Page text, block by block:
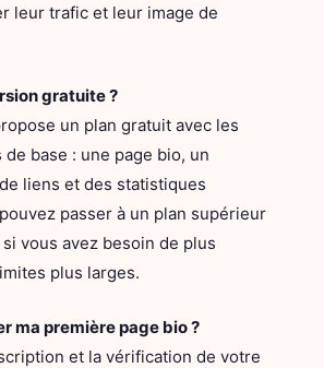
leur trafic et leur image de
gratuite ?
un plan gratuit avec les
base : une page bio, un
liens et des statistiques
passer à un plan supérieur
vous avez besoin de plus
plus larges.
ma première page bio ?
et la vérification de votre